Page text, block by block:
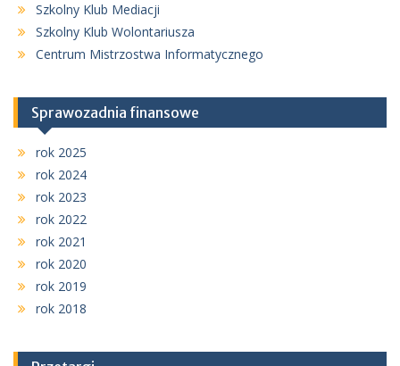
Szkolny Klub Mediacji
Szkolny Klub Wolontariusza
Centrum Mistrzostwa Informatycznego
Sprawozadnia finansowe
rok 2025
rok 2024
rok 2023
rok 2022
rok 2021
rok 2020
rok 2019
rok 2018